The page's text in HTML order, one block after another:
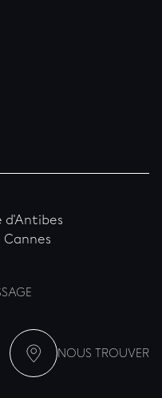
d'Antibes
NOUS TROUVER